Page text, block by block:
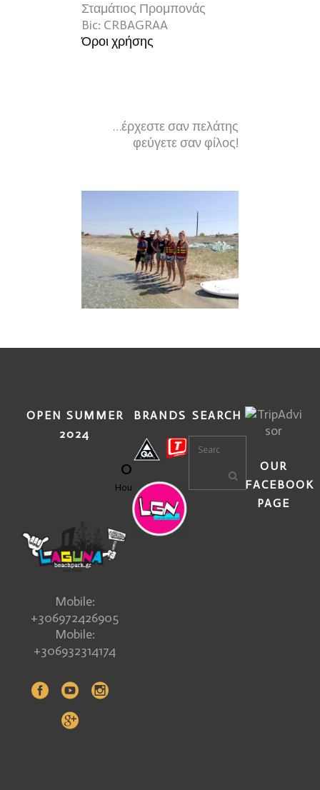
Σταμάτιος Προμπονάς
Bic: CRBAGRAA
Όροι χρήσης
…έρχεστε σαν πελάτης
φεύγετε σαν φίλος!
OPEN SUMMER
2024
0
Hours
Mobile:
+306972426905
Mobile:
+306932314174
BRANDS SEARCH
OUR
FACEBOOK
PAGE